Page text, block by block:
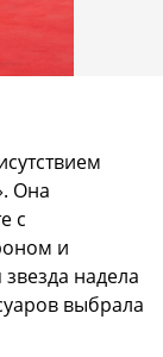
Она
с
и
надела
выбрала